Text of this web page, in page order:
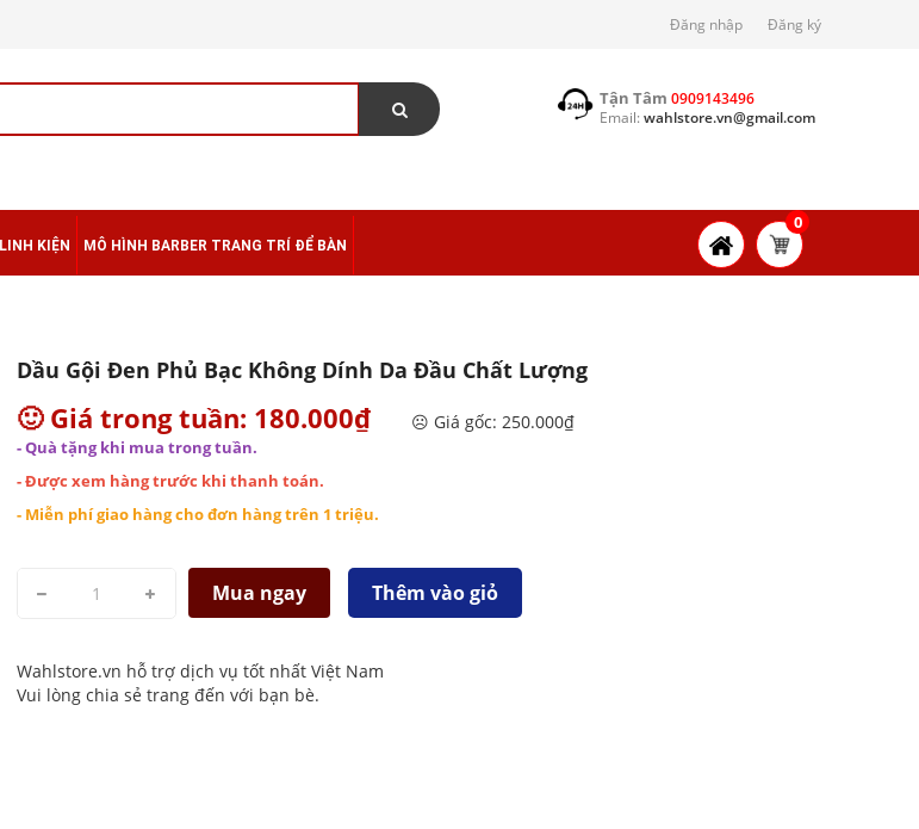
Đăng nhập Đăng ký
Tận Tâm 0909143496
Email: wahlstore.vn@gmail.com
LINH KIỆN MÔ HÌNH BARBER TRANG TRÍ ĐỂ BÀN
0
Dầu Gội Đen Phủ Bạc Không Dính Da Đầu Chất Lượng
🙂 Giá trong tuần: 180.000₫ ☹️ Giá gốc: 250.000₫
- Quà tặng khi mua trong tuần.
- Được xem hàng trước khi thanh toán.
- Miễn phí giao hàng cho đơn hàng trên 1 triệu.
Thêm vào giỏ
Mua ngay
Wahlstore.vn hỗ trợ dịch vụ tốt nhất Việt Nam
Vui lòng chia sẻ trang đến với bạn bè.